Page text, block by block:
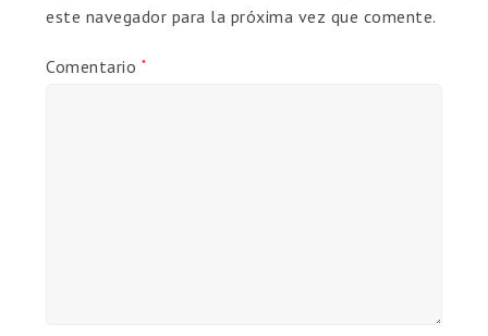
este navegador para la próxima vez que comente.
Comentario *